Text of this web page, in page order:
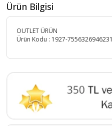
Ürün Bilgisi
OUTLET ÜRÜN
Ürün Kodu : 1927-7556326946231